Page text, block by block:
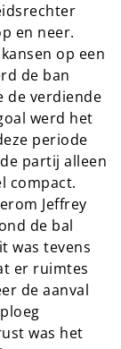
en neer.
op een
de ban
de verdiende
werd het
periode
partij alleen
compact.
Jeffrey
de bal
was tevens
er ruimtes
de aanval
was het